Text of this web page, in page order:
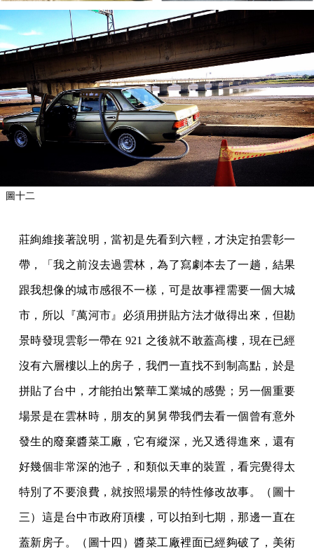
圖十二
莊絢維接著說明，當初是先看到六輕，才決定拍雲彰一
帶，「我之前沒去過雲林，為了寫劇本去了一趟，結果
跟我想像的城市感很不一樣，可是故事裡需要一個大城
市，所以『萬河市』必須用拼貼方法才做得出來，但勘
景時發現雲彰一帶在 921 之後就不敢蓋高樓，現在已經
沒有六層樓以上的房子，我們一直找不到制高點，於是
拼貼了台中，才能拍出繁華工業城的感覺；另一個重要
場景是在雲林時，朋友的舅舅帶我們去看一個曾有意外
發生的廢棄醬菜工廠，它有縱深，光又透得進來，還有
好幾個非常深的池子，和類似天車的裝置，看完覺得太
特別了不要浪費，就按照場景的特性修改故事。（圖十
三）這是台中市政府頂樓，可以拍到七期，那邊一直在
蓋新房子。（圖十四）醬菜工廠裡面已經夠破了，美術